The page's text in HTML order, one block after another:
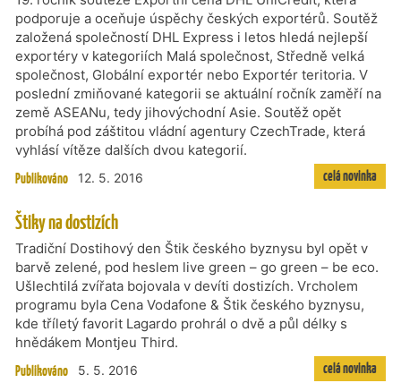
podporuje a oceňuje úspěchy českých exportérů. Soutěž
založená společností DHL Express i letos hledá nejlepší
exportéry v kategoriích Malá společnost, Středně velká
společnost, Globální exportér nebo Exportér teritoria. V
poslední zmiňované kategorii se aktuální ročník zaměří na
země ASEANu, tedy jihovýchodní Asie. Soutěž opět
probíhá pod záštitou vládní agentury CzechTrade, která
vyhlásí vítěze dalších dvou kategorií.
Publikováno 12. 5. 2016 celá novinka
Štiky na dostizích
Tradiční Dostihový den Štik českého byznysu byl opět v
barvě zelené, pod heslem live green – go green – be eco.
Ušlechtilá zvířata bojovala v devíti dostizích. Vrcholem
programu byla Cena Vodafone & Štik českého byznysu,
kde tříletý favorit Lagardo prohrál o dvě a půl délky s
hnědákem Montjeu Third.
Publikováno 5. 5. 2016 celá novinka